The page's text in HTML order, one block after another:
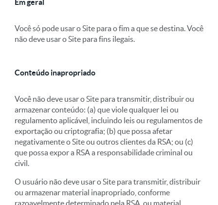
Em geral
Você só pode usar o Site para o fim a que se destina. Você
não deve usar o Site para fins ilegais.
Conteúdo inapropriado
Você não deve usar o Site para transmitir, distribuir ou
armazenar conteúdo: (a) que viole qualquer lei ou
regulamento aplicável, incluindo leis ou regulamentos de
exportação ou criptografia; (b) que possa afetar
negativamente o Site ou outros clientes da RSA; ou (c)
que possa expor a RSA a responsabilidade criminal ou
civil.
O usuário não deve usar o Site para transmitir, distribuir
ou armazenar material inapropriado, conforme
razoavelmente determinado pela RSA, ou material